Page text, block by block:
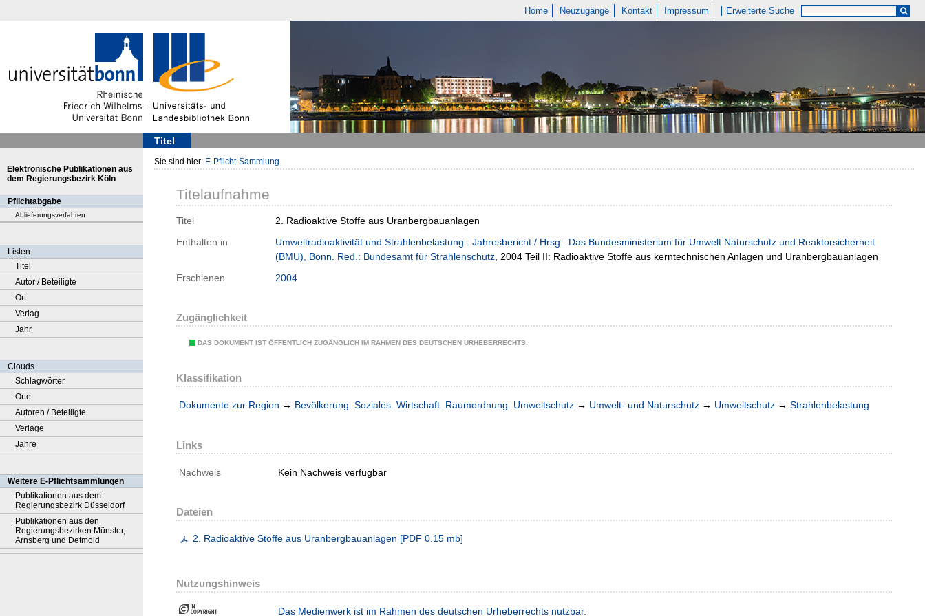
Home Neuzugänge Kontakt Impressum Erweiterte Suche
Titel
Elektronische Publikationen aus
dem Regierungsbezirk Köln
Pflichtabgabe
Ablieferungsverfahren
Listen
Titel
Autor / Beteiligte
Ort
Verlag
Jahr
Clouds
Schlagwörter
Orte
Autoren / Beteiligte
Verlage
Jahre
Weitere E-Pflichtsammlungen
Publikationen aus dem
Regierungsbezirk Düsseldorf
Publikationen aus den
Regierungsbezirken Münster,
Arnsberg und Detmold
Sie sind hier: E-Pflicht-Sammlung
Titelaufnahme
Titel
2. Radioaktive Stoffe aus Uranbergbauanlagen
Enthalten in
Umweltradioaktivität und Strahlenbelastung : Jahresbericht / Hrsg.: Das Bundesministerium für Umwelt Naturschutz und Reaktorsicherheit
(BMU), Bonn. Red.: Bundesamt für Strahlenschutz, 2004 Teil II: Radioaktive Stoffe aus kerntechnischen Anlagen und Uranbergbauanlagen
Erschienen
2004
Zugänglichkeit
DAS DOKUMENT IST ÖFFENTLICH ZUGÄNGLICH IM RAHMEN DES DEUTSCHEN URHEBERRECHTS.
Klassifikation
Dokumente zur Region → Bevölkerung. Soziales. Wirtschaft. Raumordnung. Umweltschutz → Umwelt- und Naturschutz → Umweltschutz → Strahlenbelastung
Links
Nachweis Kein Nachweis verfügbar
Dateien
2. Radioaktive Stoffe aus Uranbergbauanlagen [PDF 0.15 mb]
Nutzungshinweis
Das Medienwerk ist im Rahmen des deutschen Urheberrechts nutzbar.